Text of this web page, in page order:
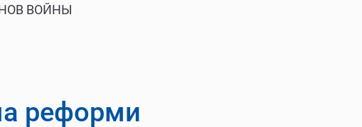
ВОЙНЫ
реформи